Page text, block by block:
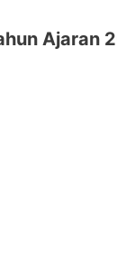
Ajaran